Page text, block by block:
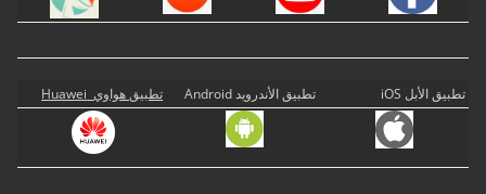
تطبيق الأبل iOS تطبيق الأندرويد Android تطبيق هواوي Huawei